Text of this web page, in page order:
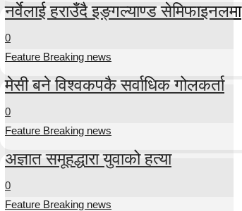
नर्वेलाई हराउँदै इङ्गल्याण्ड सेमिफाइनलमा
0
Feature Breaking news
मेसी बने विश्वकपकै सर्वाधिक गोलकर्ता
0
Feature Breaking news
अज्ञात समूहद्धारा युवाको हत्या
0
Feature Breaking news